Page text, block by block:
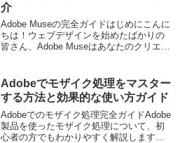
介
Adobe Museの完全ガイドはじめにこんに
ちは！ウェブデザインを始めたばかりの
皆さん、Adobe Museはあなたのクリエイ
はないでしょうか？この記事では、
Adob...
Adobeでモザイク処理をマスター
する方法と効果的な使い方ガイド
Adobeでのモザイク処理完全ガイドAdobe
製品を使ったモザイク処理について、初
心者の方でもわかりやすく解説します！